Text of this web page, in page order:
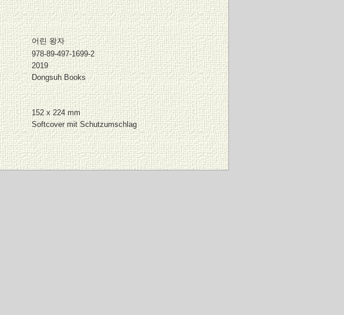
어린 왕자
978-89-497-1699-2
2019
Dongsuh Books
152 x 224 mm
Softcover mit Schutzumschlag